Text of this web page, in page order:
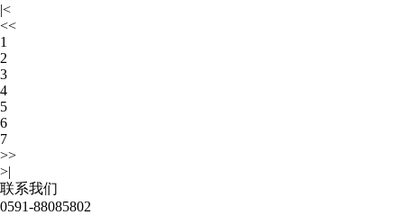
|<
<<
1
2
3
4
5
6
7
>>
>|
联系我们
0591-88085802